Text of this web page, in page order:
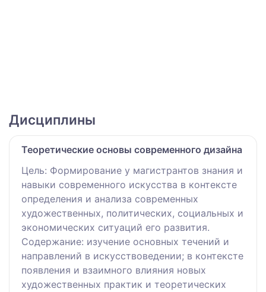
Дисциплины
Теоретические основы современного дизайна
Цель: Формирование у магистрантов знания и
навыки современного искусства в контексте
определения и анализа современных
художественных, политических, социальных и
экономических ситуаций его развития.
Содержание: изучение основных течений и
направлений в искусствоведении; в контексте
появления и взаимного влияния новых
художественных практик и теоретических